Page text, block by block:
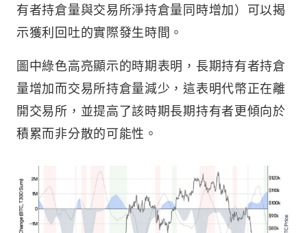
有者持倉量與交易所淨持倉量同時增加）可以揭
示獲利回吐的實際發生時間。
圖中綠色高亮顯示的時期表明，長期持有者持倉
量增加而交易所持倉量減少，這表明代幣正在離
開交易所，並提高了該時期長期持有者更傾向於
積累而非分散的可能性。